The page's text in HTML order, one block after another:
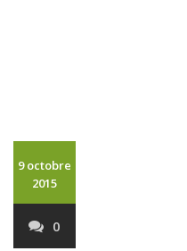
9 octobre
2015
0